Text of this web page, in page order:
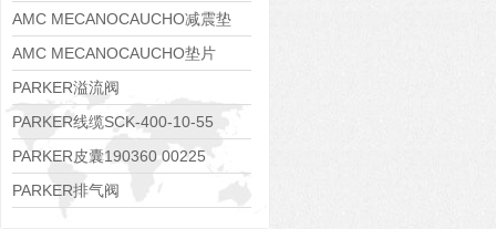
138552
AMC MECANOCAUCHO减震垫
138551
AMC MECANOCAUCHO垫片
608074
PARKER溢流阀
RE06M35W2N1KWXG087
PARKER线缆SCK-400-10-55
PARKER皮囊190360 00225
PARKER排气阀